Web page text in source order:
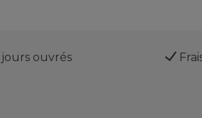
jours ouvrés